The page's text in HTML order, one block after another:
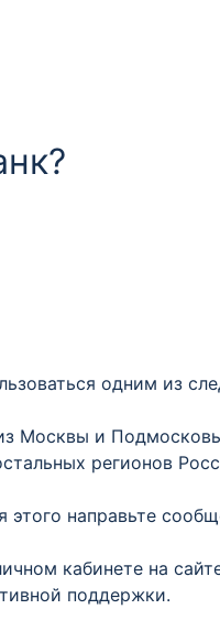
одним из
Москвы и
регионов
этого направьте
кабинете на
поддержки.